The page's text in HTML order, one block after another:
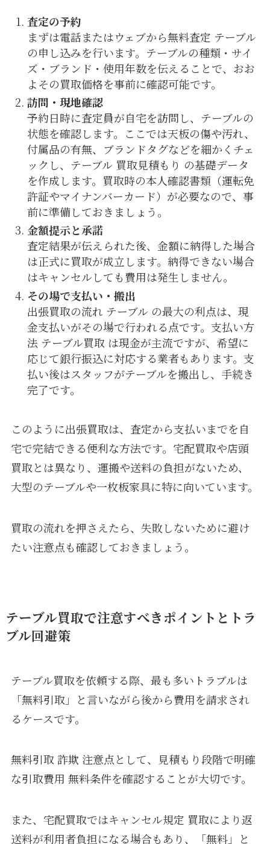
査定の予約
まずは電話またはウェブから無料査定 テーブル
の申し込みを行います。テーブルの種類・サイ
ズ・ブランド・使用年数を伝えることで、おお
よその買取価格を事前に確認可能です。
訪問・現地確認
予約日時に査定員が自宅を訪問し、テーブルの
状態を確認します。ここでは天板の傷や汚れ、
付属品の有無、ブランドタグなどを細かくチェ
ックし、テーブル 買取見積もり の基礎データ
を作成します。買取時の本人確認書類（運転免
許証やマイナンバーカード）が必要なので、事
前に準備しておきましょう。
金額提示と承諾
査定結果が伝えられた後、金額に納得した場合
は正式に買取が成立します。納得できない場合
はキャンセルしても費用は発生しません。
その場で支払い・搬出
出張買取の流れ テーブル の最大の利点は、現
金支払いがその場で行われる点です。支払い方
法 テーブル買取 は現金が主流ですが、希望に
応じて銀行振込に対応する業者もあります。支
払い後はスタッフがテーブルを搬出し、手続き
完了です。
このように出張買取は、査定から支払いまでを自
宅で完結できる便利な方法です。宅配買取や店頭
買取とは異なり、運搬や送料の負担がないため、
大型のテーブルや一枚板家具に特に向いています。
買取の流れを押さえたら、失敗しないために避け
たい注意点も確認しておきましょう。
テーブル買取で注意すべきポイントとトラ
ブル回避策
テーブル買取を依頼する際、最も多いトラブルは
「無料引取」と言いながら後から費用を請求され
るケースです。
無料引取 詐欺 注意点として、見積もり段階で明確
な引取費用 無料条件を確認することが大切です。
また、宅配買取ではキャンセル規定 買取により返
送料が利用者負担になる場合もあり、「無料」と